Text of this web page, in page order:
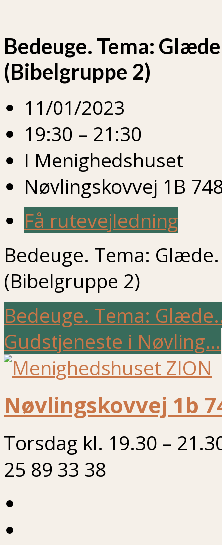
Bedeuge. Tema:
(Bibelgruppe 2)
11/01/2023
19:30 – 21:30
I Menighedshuset
Nøvlingskovvej 1B
Få rutevejledning
Bedeuge. Tema:
(Bibelgruppe 2)
Bedeuge. Tema:
Gudstjeneste i Nøvling…
Nøvlingskovvej 1b
Torsdag kl. 19.30 –
25 89 33 38